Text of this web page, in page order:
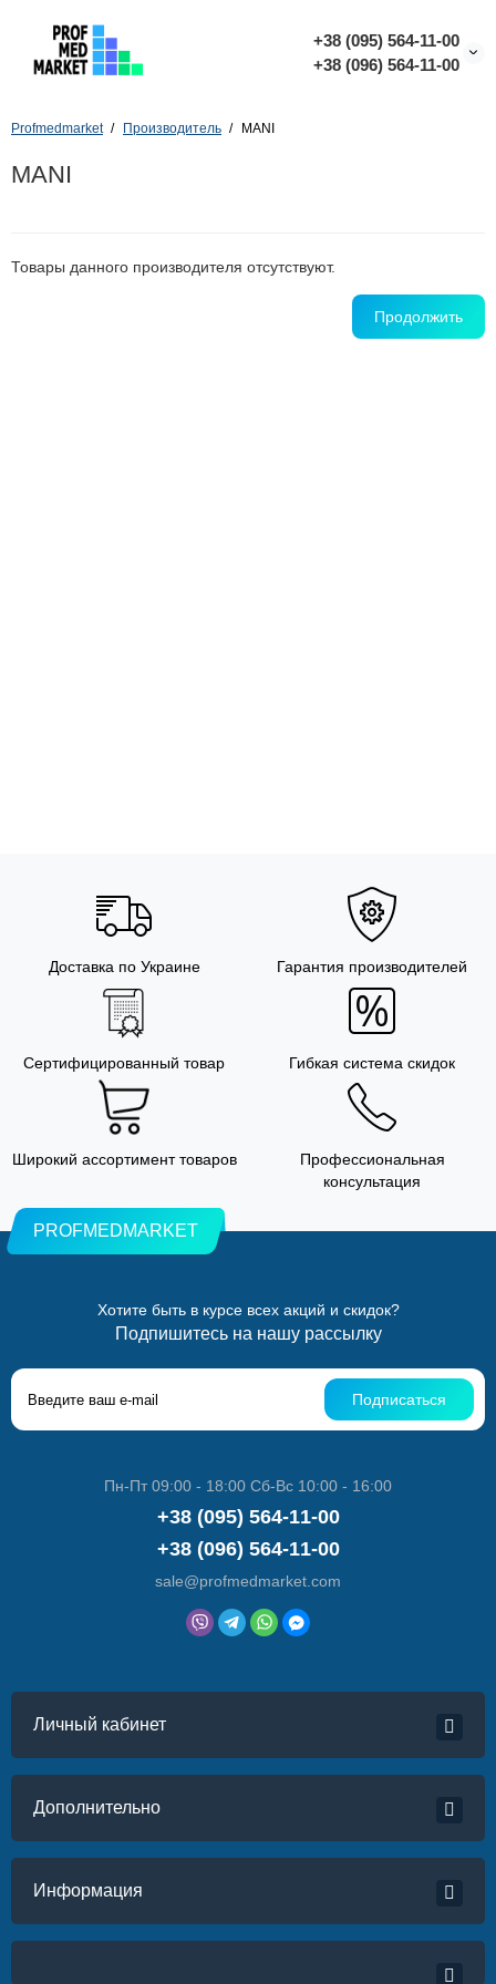
+38 (095) 564-11-00
+38 (096) 564-11-00
Profmedmarket Производитель MANI
MANI
Товары данного производителя отсутствуют.
Продолжить
Доставка по Украине Гарантия производителей
Сертифицированный товар Гибкая система скидок
Широкий ассортимент товаров
Профессиональная
консультация
PROFMEDMARKET
Хотите быть в курсе всех акций и скидок?
Подпишитесь на нашу рассылку
Подписаться
Пн-Пт 09:00 - 18:00 Сб-Вс 10:00 - 16:00
+38 (095) 564-11-00
+38 (096) 564-11-00
sale@profmedmarket.com
Личный кабинет
Дополнительно
Информация